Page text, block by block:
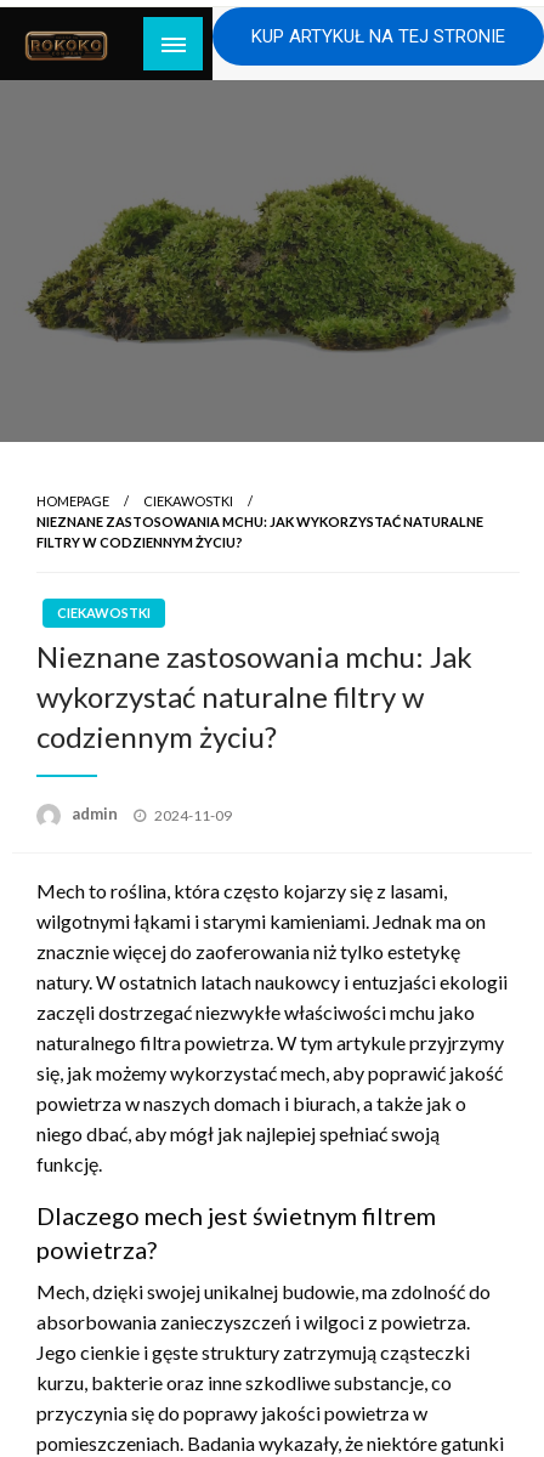
Skip
content
KUP ARTYKUŁ NA TEJ STRONIE
HOMEPAGE
CIEKAWOSTKI
NIEZNANE ZASTOSOWANIA MCHU: JAK WYKORZYSTAĆ NATURALNE
FILTRY W CODZIENNYM ŻYCIU?
CIEKAWOSTKI
Nieznane zastosowania mchu: Jak
wykorzystać naturalne filtry w
codziennym życiu?
admin
Posted
2024-11-09
Mech to roślina, która często kojarzy się z lasami,
wilgotnymi łąkami i starymi kamieniami. Jednak ma on
znacznie więcej do zaoferowania niż tylko estetykę
natury. W ostatnich latach naukowcy i entuzjaści ekologii
zaczęli dostrzegać niezwykłe właściwości mchu jako
naturalnego filtra powietrza. W tym artykule przyjrzymy
się, jak możemy wykorzystać mech, aby poprawić jakość
powietrza w naszych domach i biurach, a także jak o
niego dbać, aby mógł jak najlepiej spełniać swoją
funkcję.
Dlaczego mech jest świetnym filtrem
powietrza?
Mech, dzięki swojej unikalnej budowie, ma zdolność do
absorbowania zanieczyszczeń i wilgoci z powietrza.
Jego cienkie i gęste struktury zatrzymują cząsteczki
kurzu, bakterie oraz inne szkodliwe substancje, co
przyczynia się do poprawy jakości powietrza w
pomieszczeniach. Badania wykazały, że niektóre gatunki